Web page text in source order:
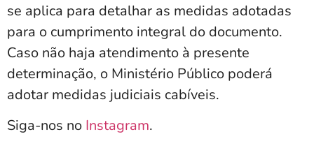
se aplica para detalhar as medidas adotadas
para o cumprimento integral do documento.
Caso não haja atendimento à presente
determinação, o Ministério Público poderá
adotar medidas judiciais cabíveis.
Siga-nos no Instagram.